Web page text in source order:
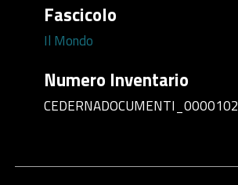
Fascicolo
Il Mondo
Numero Inventario
CEDERNADOCUMENTI_0000102